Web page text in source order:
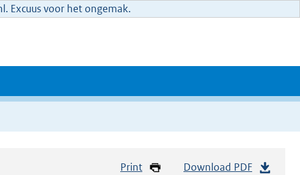
Excuus voor het ongemak.
Print Download PDF